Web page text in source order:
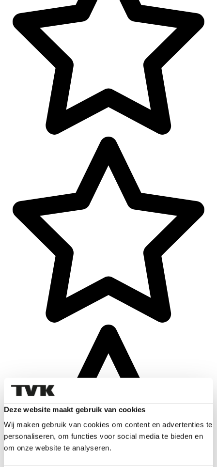
Deze website maakt gebruik van cookies
Wij maken gebruik van cookies om content en advertenties te
personaliseren, om functies voor social media te bieden en
om onze website te analyseren.